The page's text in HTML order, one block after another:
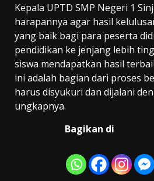
Kepala UPTD SMP Negeri 1
harapannya agar hasil
yang baik bagi para peserta
pendidikan ke jenjang lebih
siswa mendapatkan hasil
ini adalah bagian dari proses
harus disyukuri dan dijalani
ungkapnya.
Bagikan di